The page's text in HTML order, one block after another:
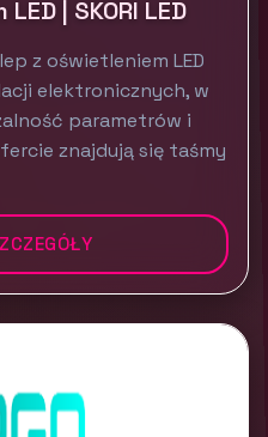
| SKORI LED
z oświetleniem LED
elektronicznych, w
parametrów i
znajdują się taśmy